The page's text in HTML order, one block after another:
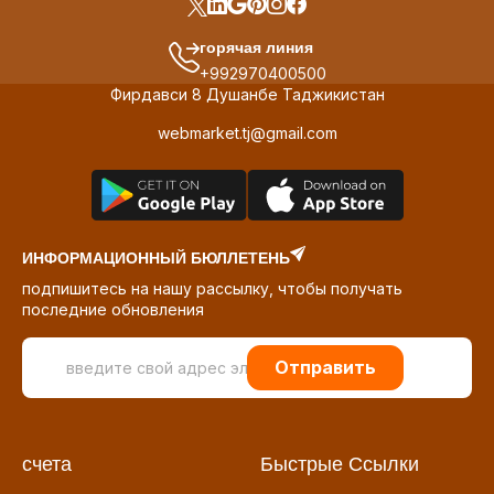
горячая линия
+992970400500
Фирдавси 8 Душанбе Таджикистан
webmarket.tj@gmail.com
ИНФОРМАЦИОННЫЙ БЮЛЛЕТЕНЬ
подпишитесь на нашу рассылку, чтобы получать
последние обновления
Отправить
счета Быстрые Ссылки